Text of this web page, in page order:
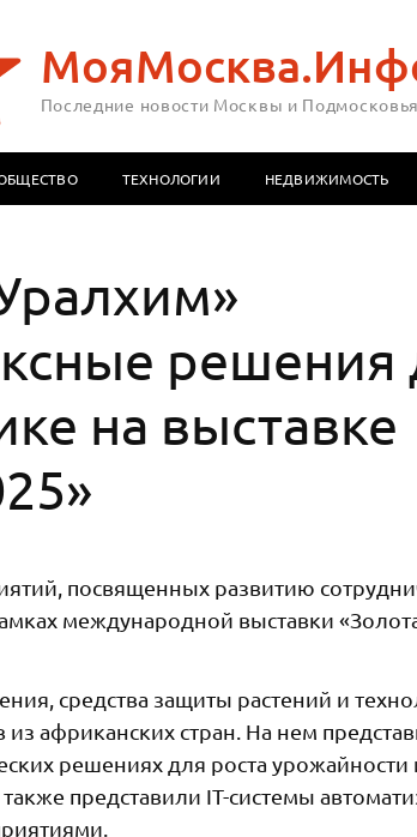
Последние новости Москвы и Подмосковья
ТЕХНОЛОГИИ НЕДВИЖИМОСТЬ
решения
на выставке
посвященных развитию
международной выставки
средства защиты растений и
африканских стран. На нем
решениях для роста урожайности
представили IT-системы